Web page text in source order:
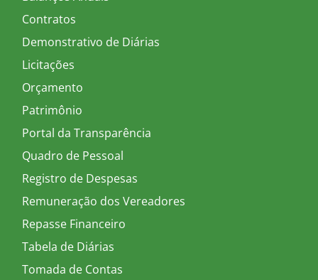
Contratos
Demonstrativo de Diárias
Licitações
Orçamento
Patrimônio
Portal da Transparência
Quadro de Pessoal
Registro de Despesas
Remuneração dos Vereadores
Repasse Financeiro
Tabela de Diárias
Tomada de Contas